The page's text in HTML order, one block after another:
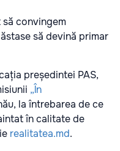
convingem
să devină primar
președintei PAS,
„În
la întrebarea de ce
în calitate de
realitatea.md.